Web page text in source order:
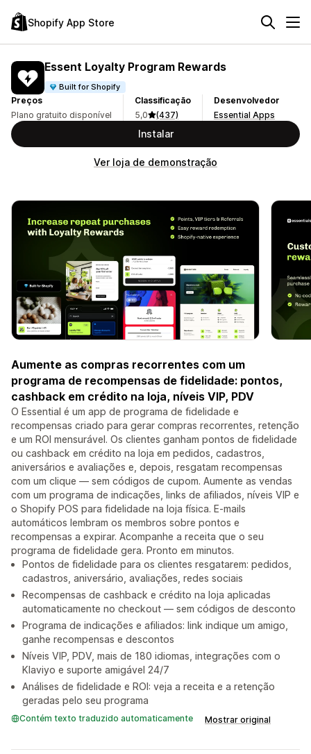
Shopify App Store
Essent Loyalty Program Rewards
Built for Shopify
Preços
Plano gratuito disponível
Classificação
5,0
(437)
Desenvolvedor
Essential Apps
Instalar
Ver loja de demonstração
Aumente as compras recorrentes com um
programa de recompensas de fidelidade: pontos,
cashback em crédito na loja, níveis VIP, PDV
O Essential é um app de programa de fidelidade e
recompensas criado para gerar compras recorrentes, retenção
e um ROI mensurável. Os clientes ganham pontos de fidelidade
ou cashback em crédito na loja em pedidos, cadastros,
aniversários e avaliações e, depois, resgatam recompensas
com um clique — sem códigos de cupom. Aumente as vendas
com um programa de indicações, links de afiliados, níveis VIP e
o Shopify POS para fidelidade na loja física. E-mails
automáticos lembram os membros sobre pontos e
recompensas a expirar. Acompanhe a receita que o seu
programa de fidelidade gera. Pronto em minutos.
Pontos de fidelidade para os clientes resgatarem: pedidos,
cadastros, aniversário, avaliações, redes sociais
Recompensas de cashback e crédito na loja aplicadas
automaticamente no checkout — sem códigos de desconto
Programa de indicações e afiliados: link indique um amigo,
ganhe recompensas e descontos
Níveis VIP, PDV, mais de 180 idiomas, integrações com o
Klaviyo e suporte amigável 24/7
Análises de fidelidade e ROI: veja a receita e a retenção
geradas pelo seu programa
Contém texto traduzido automaticamente Mostrar original